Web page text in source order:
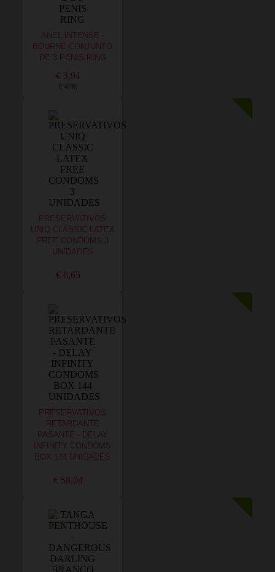
ANEL INTENSE -
BOURNE CONJUNTO
DE 3 PENIS RING
€ 3,94
€ 4,96
PRESERVATIVOS
UNIQ CLASSIC LATEX
FREE CONDOMS 3
UNIDADES
€ 6,65
PRESERVATIVOS
RETARDANTE
PASANTE - DELAY
INFINITY CONDOMS
BOX 144 UNIDADES
€ 58,04